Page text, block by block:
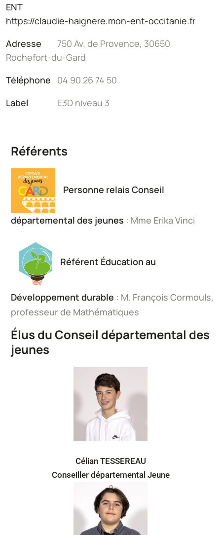
ENT
https://claudie-haignere.mon-ent-occitanie.fr
Adresse
750 Av. de Provence, 30650
Rochefort-du-Gard
Téléphone
04 90 26 74 50
Label
E3D niveau 3
Référents
Personne relais Conseil
départemental des jeunes : Mme Erika Vinci
Référent Éducation au
Développement durable : M. François Cormouls,
professeur de Mathématiques
Élus du Conseil départemental des
jeunes
Célian TESSEREAU
Conseiller départemental Jeune